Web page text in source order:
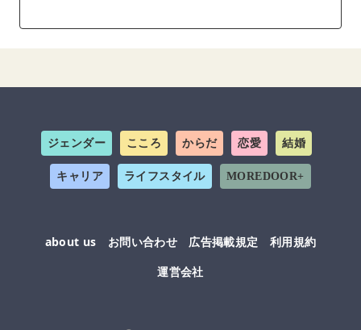
ジェンダー こころ からだ 恋愛 結婚
キャリア ライフスタイル MOREDOOR+
about us お問い合わせ 広告掲載規定
利用規約
運営会社